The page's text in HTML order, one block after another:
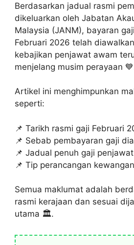
Berdasarkan jadual rasmi
dikeluarkan oleh Jabatan
Malaysia (JANM), bayaran
Februari 2026 telah
kebajikan penjawat awam
menjelang musim perayaan
Artikel ini menghimpunkan
seperti:
📌 Tarikh rasmi gaji Februari
📌 Sebab pembayaran gaji
📌 Jadual penuh gaji
📌 Tip perancangan
Semua maklumat adalah
rasmi kerajaan dan sesuai
utama 🏛️.